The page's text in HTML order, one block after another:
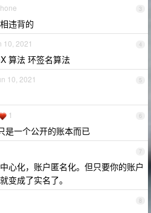
3
违背的
4
10, 2021
算法 环签名算法
5
10, 2021
6
1
是一个公开的账本而已
7
心化，账户匿名化。但只要你的账户
变成了实名了。
8